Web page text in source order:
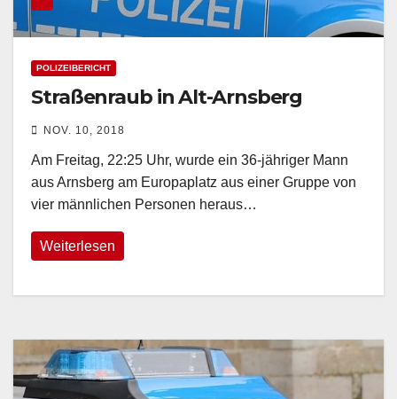
POLIZEIBERICHT
Straßenraub in Alt-Arnsberg
NOV. 10, 2018
Am Freitag, 22:25 Uhr, wurde ein 36-jähriger Mann
aus Arnsberg am Europaplatz aus einer Gruppe von
vier männlichen Personen heraus…
Weiterlesen